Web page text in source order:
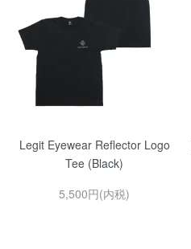
Legit Eyewear Reflector Logo
Tee (Black)
5,500円(内税)